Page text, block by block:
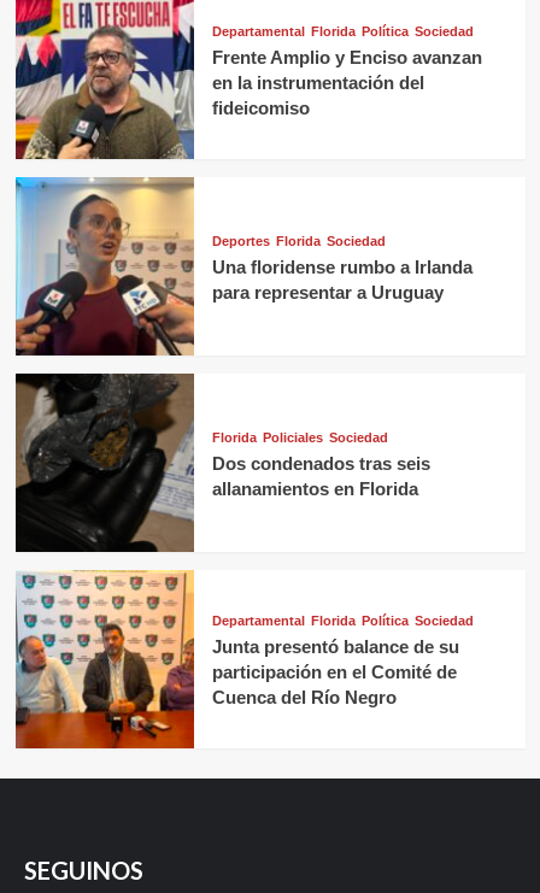
Departamental Florida Política Sociedad
Frente Amplio y Enciso avanzan
en la instrumentación del
fideicomiso
Deportes Florida Sociedad
Una floridense rumbo a Irlanda
para representar a Uruguay
Florida Policiales Sociedad
Dos condenados tras seis
allanamientos en Florida
Departamental Florida Política Sociedad
Junta presentó balance de su
participación en el Comité de
Cuenca del Río Negro
SEGUINOS